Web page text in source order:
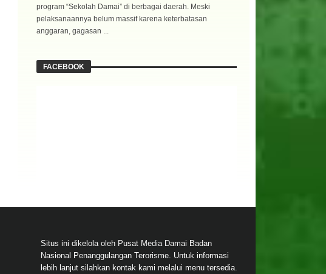
program “Sekolah Damai” di berbagai daerah. Meski
pelaksanaannya belum massif karena keterbatasan
anggaran, gagasan ...
FACEBOOK
Situs ini dikelola oleh Pusat Media Damai Badan
Nasional Penanggulangan Terorisme. Untuk informasi
lebih lanjut silahkan kontak kami melalui menu tersedia.